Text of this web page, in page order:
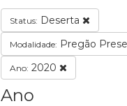
Status: Deserta
Modalidade: Pregão
Ano: 2020
Ano